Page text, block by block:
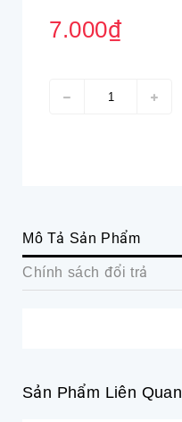
7.000₫
Mô Tả Sản Phẩm
Chính sách đổi trả
Sản Phẩm Liên Quan